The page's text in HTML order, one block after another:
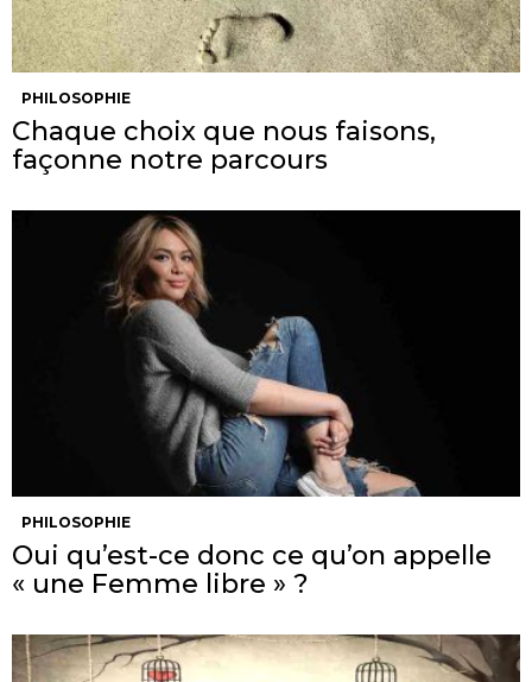
PHILOSOPHIE
Chaque choix que nous faisons,
façonne notre parcours
PHILOSOPHIE
Oui qu’est-ce donc ce qu’on appelle
« une Femme libre » ?